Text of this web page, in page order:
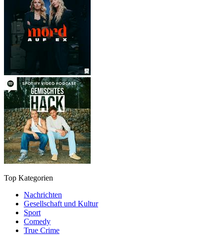
Top Kategorien
Nachrichten
Gesellschaft und Kultur
Sport
Comedy
True Crime